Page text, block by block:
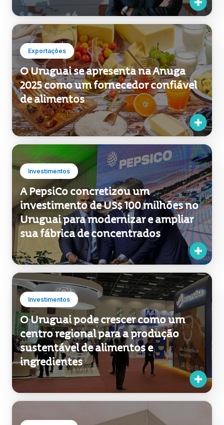
Exportações
O Uruguai se apresenta na Anuga
2025 como um fornecedor confiável
de alimentos
Investimentos
A PepsiCo concretizou um
investimento de US$ 100 milhões no
Uruguai para modernizar e ampliar
sua fábrica de concentrados
Investimentos
O Uruguai pode crescer como um
centro regional para a produção
sustentável de alimentos e
ingredientes
Investimentos
Nestlé investe US$ 35 milhões no